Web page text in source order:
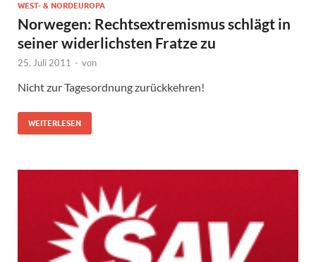
WEST- & NORDEUROPA
Norwegen: Rechtsextremismus schlägt in
seiner widerlichsten Fratze zu
25. Juli 2011 - von
Nicht zur Tagesordnung zurückkehren!
WEITERLESEN